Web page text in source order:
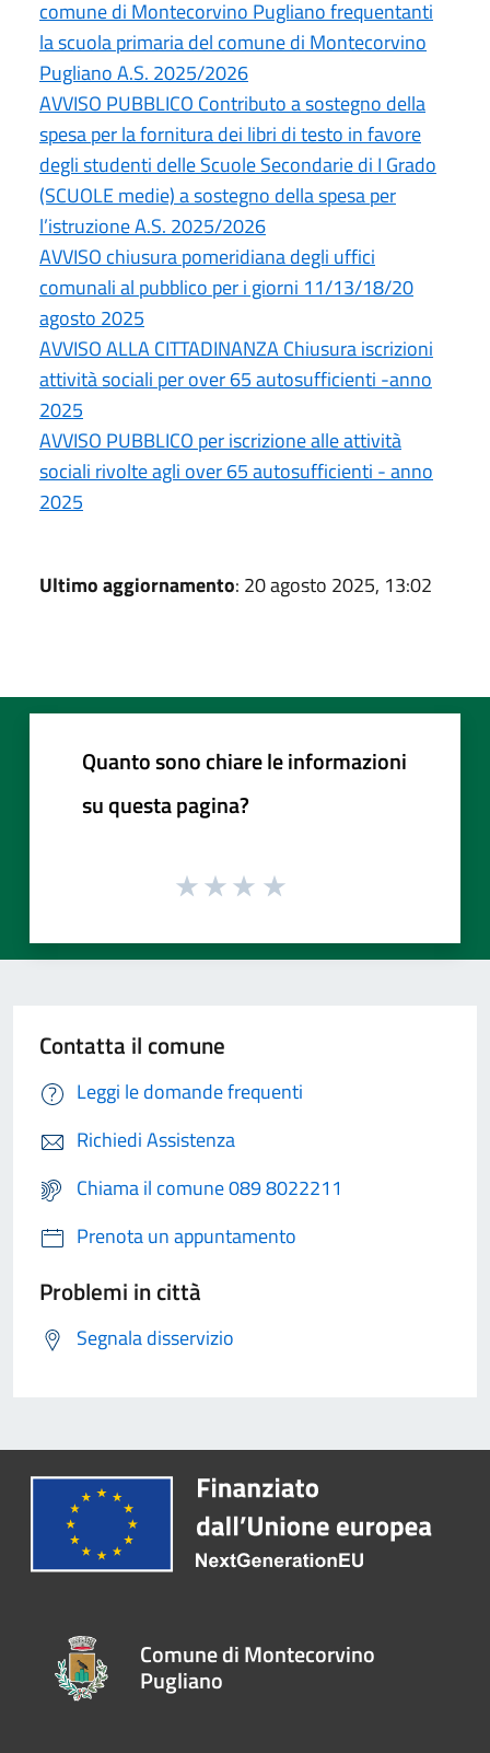
comune di Montecorvino Pugliano frequentanti
la scuola primaria del comune di Montecorvino
Pugliano A.S. 2025/2026
AVVISO PUBBLICO Contributo a sostegno della
spesa per la fornitura dei libri di testo in favore
degli studenti delle Scuole Secondarie di I Grado
(SCUOLE medie) a sostegno della spesa per
l’istruzione A.S. 2025/2026
AVVISO chiusura pomeridiana degli uffici
comunali al pubblico per i giorni 11/13/18/20
agosto 2025
AVVISO ALLA CITTADINANZA Chiusura iscrizioni
attività sociali per over 65 autosufficienti -anno
2025
AVVISO PUBBLICO per iscrizione alle attività
sociali rivolte agli over 65 autosufficienti - anno
2025
Ultimo aggiornamento: 20 agosto 2025, 13:02
Quanto sono chiare le informazioni
su questa pagina?
Contatta il comune
Leggi le domande frequenti
Richiedi Assistenza
Chiama il comune 089 8022211
Prenota un appuntamento
Problemi in città
Segnala disservizio
Comune di Montecorvino
Pugliano